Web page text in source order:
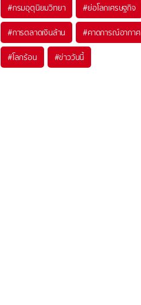
#กรมอุตุนิยมวิทยา #ย่อโลกเศรษฐกิจ
#การตลาดเงินล้าน #คาดการณ์อากาศ
#โลกร้อน #ข่าววันนี้